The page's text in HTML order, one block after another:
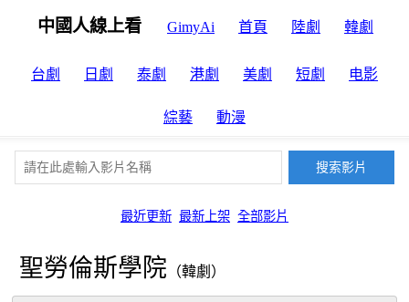
中國人線上看 GimyAi 首頁 陸劇 韓劇
台劇 日劇 泰劇 港劇 美劇 短劇 电影
綜藝 動漫
最近更新 最新上架 全部影片
聖勞倫斯學院 （韓劇）